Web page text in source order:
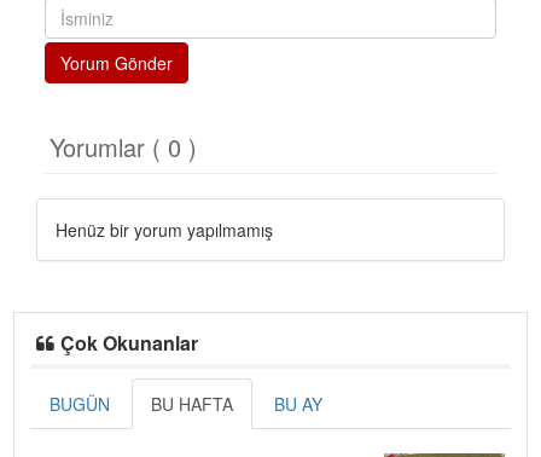
Yorum Gönder
Yorumlar ( 0 )
Henüz bir yorum yapılmamış
Çok Okunanlar
BUGÜN BU HAFTA BU AY